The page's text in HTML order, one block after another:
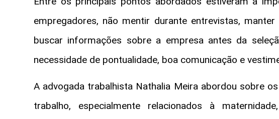
empregadores, não mentir durante entrevistas,
buscar informações sobre a empresa antes da
necessidade de pontualidade, boa comunicação e
A advogada trabalhista Nathalia Meira abordou sobre
trabalho, especialmente relacionados à